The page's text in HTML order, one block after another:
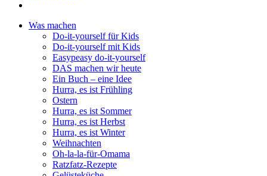
Was machen
Do-it-yourself für Kids
Do-it-yourself mit Kids
Easypeasy do-it-yourself
DAS machen wir heute
Ein Buch – eine Idee
Hurra, es ist Frühling
Ostern
Hurra, es ist Sommer
Hurra, es ist Herbst
Hurra, es ist Winter
Weihnachten
Oh-la-la-für-Omama
Ratzfatz-Rezepte